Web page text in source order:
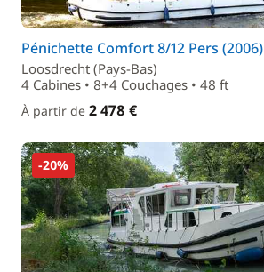
Pénichette Comfort 8/12 Pers (2006)
Loosdrecht (Pays-Bas)
4 Cabines • 8+4 Couchages • 48 ft
À partir de 2 478 €
-20%